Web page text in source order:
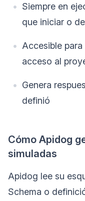
Siempre en
que iniciar o
Accesible
acceso al
Genera
definió
Cómo Apidog
simuladas
Apidog lee su
Schema o